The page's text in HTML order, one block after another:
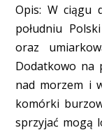
Opis: W ciągu
południu
oraz
Dodatkowo na
nad morzem i
komórki
sprzyjać mogą